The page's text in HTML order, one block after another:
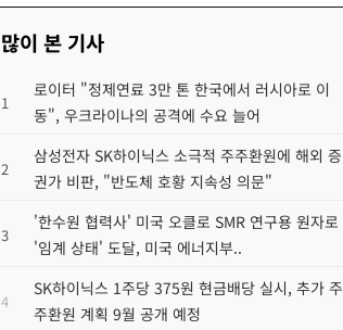
많이 본 기사
1
로이터 "정제연료 3만 톤 한국에서 러시아로 이
동", 우크라이나의 공격에 수요 늘어
2
삼성전자 SK하이닉스 소극적 주주환원에 해외 증
권가 비판, "반도체 호황 지속성 의문"
3
'한수원 협력사' 미국 오클로 SMR 연구용 원자로
'임계 상태' 도달, 미국 에너지부..
4
SK하이닉스 1주당 375원 현금배당 실시, 추가 주
주환원 계획 9월 공개 예정